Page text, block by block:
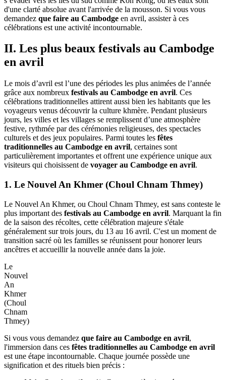
d'une clarté absolue avant l'arrivée de la mousson. Si vous vous
demandez que faire au Cambodge en avril, assister à ces
célébrations est une activité incontournable.
II. Les plus beaux festivals au Cambodge
en avril
Le mois d’avril est l’une des périodes les plus animées de l’année
grâce aux nombreux festivals au Cambodge en avril. Ces
célébrations traditionnelles attirent aussi bien les habitants que les
voyageurs venus découvrir la culture khmère. Pendant plusieurs
jours, les villes et les villages se remplissent d’une atmosphère
festive, rythmée par des cérémonies religieuses, des spectacles
culturels et des jeux populaires. Parmi toutes les fêtes
traditionnelles au Cambodge en avril, certaines sont
particulièrement importantes et offrent une expérience unique aux
visiteurs qui choisissent de voyager au Cambodge en avril.
1. Le Nouvel An Khmer (Choul Chnam Thmey)
Le Nouvel An Khmer, ou Choul Chnam Thmey, est sans conteste le
plus important des festivals au Cambodge en avril. Marquant la fin
de la saison des récoltes, cette célébration majeure s'étale
généralement sur trois jours, du 13 au 16 avril. C'est un moment de
transition sacré où les familles se réunissent pour honorer leurs
ancêtres et accueillir la nouvelle année dans la joie.